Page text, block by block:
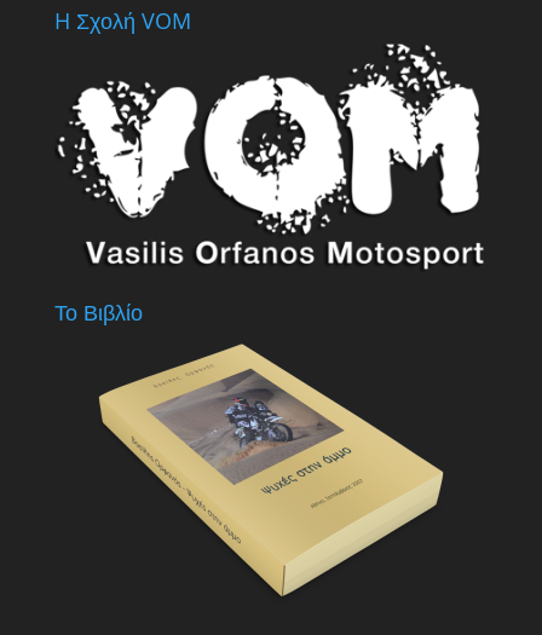
H Σχολή VOM
Το Βιβλίο